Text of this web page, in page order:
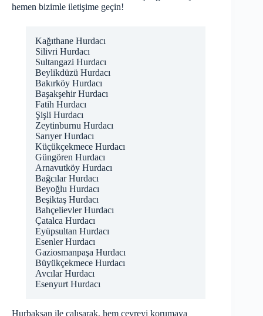
hemen bizimle iletişime geçin!
Kağıthane Hurdacı
Silivri Hurdacı
Sultangazi Hurdacı
Beylikdüzü Hurdacı
Bakırköy Hurdacı
Başakşehir Hurdacı
Fatih Hurdacı
Şişli Hurdacı
Zeytinburnu Hurdacı
Sarıyer Hurdacı
Küçükçekmece Hurdacı
Güngören Hurdacı
Arnavutköy Hurdacı
Bağcılar Hurdacı
Beyoğlu Hurdacı
Beşiktaş Hurdacı
Bahçelievler Hurdacı
Çatalca Hurdacı
Eyüpsultan Hurdacı
Esenler Hurdacı
Gaziosmanpaşa Hurdacı
Büyükçekmece Hurdacı
Avcılar Hurdacı
Esenyurt Hurdacı
Hurbaksan ile çalışarak, hem çevreyi korumaya